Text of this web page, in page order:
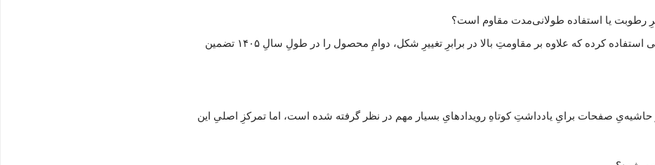
بله، پاپکو در تولیدِ پایه‌یِ این محصول از روکش‌هایِ باکیفیتی استفاده کرده که علاوه بر مقاومتِ بالا در برابرِ تغییرِ شکل، دوامِ محصول را در طولِ سالِ ۱۴۰۵ تضمین
صفحات برایِ یادداشتِ کوتاهِ رویدادهایِ بسیار مهم در نظر گرفته شده است، اما تمرکزِ اصلیِ این